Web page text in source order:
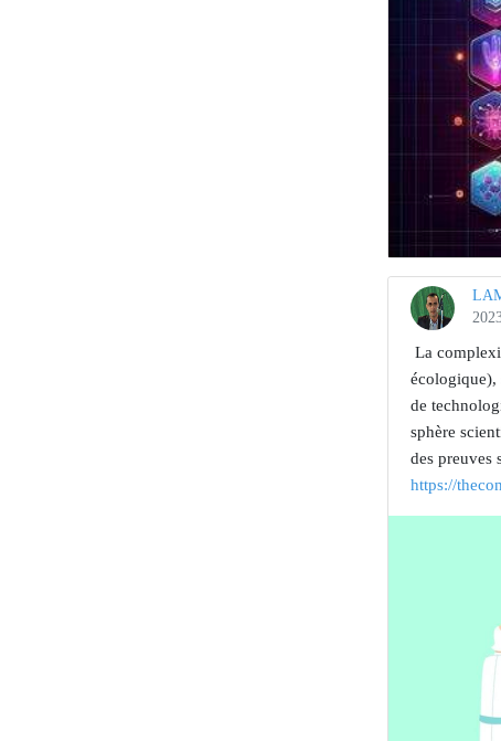
⁣La
écologique),
de
sphère
des preuves
https://